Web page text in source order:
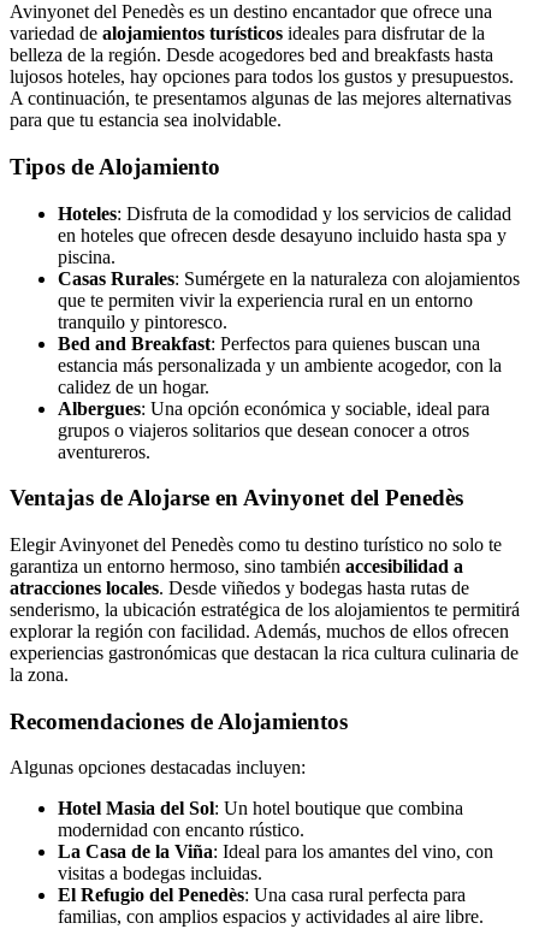
Avinyonet del Penedès es un destino encantador que ofrece una
variedad de alojamientos turísticos ideales para disfrutar de la
belleza de la región. Desde acogedores bed and breakfasts hasta
lujosos hoteles, hay opciones para todos los gustos y presupuestos.
A continuación, te presentamos algunas de las mejores alternativas
para que tu estancia sea inolvidable.
Tipos de Alojamiento
Hoteles: Disfruta de la comodidad y los servicios de calidad
en hoteles que ofrecen desde desayuno incluido hasta spa y
piscina.
Casas Rurales: Sumérgete en la naturaleza con alojamientos
que te permiten vivir la experiencia rural en un entorno
tranquilo y pintoresco.
Bed and Breakfast: Perfectos para quienes buscan una
estancia más personalizada y un ambiente acogedor, con la
calidez de un hogar.
Albergues: Una opción económica y sociable, ideal para
grupos o viajeros solitarios que desean conocer a otros
aventureros.
Ventajas de Alojarse en Avinyonet del Penedès
Elegir Avinyonet del Penedès como tu destino turístico no solo te
garantiza un entorno hermoso, sino también accesibilidad a
atracciones locales. Desde viñedos y bodegas hasta rutas de
senderismo, la ubicación estratégica de los alojamientos te permitirá
explorar la región con facilidad. Además, muchos de ellos ofrecen
experiencias gastronómicas que destacan la rica cultura culinaria de
la zona.
Recomendaciones de Alojamientos
Algunas opciones destacadas incluyen:
Hotel Masia del Sol: Un hotel boutique que combina
modernidad con encanto rústico.
La Casa de la Viña: Ideal para los amantes del vino, con
visitas a bodegas incluidas.
El Refugio del Penedès: Una casa rural perfecta para
familias, con amplios espacios y actividades al aire libre.